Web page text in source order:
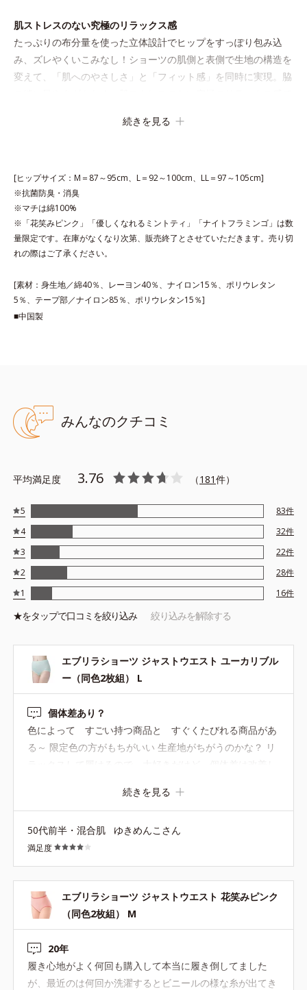
肌ストレスのない究極のリラックス感
たっぷりの布分量を使った立体設計でヒップをすっぽり包み込
み、ズレやくいこみなし！ショーツの肌側と表側で生地の構造を
変えて、「肌へのやさしさ」と「フィット感」を同時に実現。脇
続きを見る
[ヒップサイズ：M＝87～95cm、L＝92～100cm、LL＝97～105cm]
※抗菌防臭・消臭
※マチは綿100%
※「花笑みピンク」「優しくなれるミントティ」「ナイトフラミンゴ」は数
量限定です。在庫がなくなり次第、販売終了とさせていただきます。売り切
れの際はご了承ください。
[素材：身生地／綿40％、レーヨン40％、ナイロン15％、ポリウレタン
5％、テープ部／ナイロン85％、ポリウレタン15％]
■中国製
みんなのクチコミ
平均満足度 3.76 （181件）
5 83件
4
32件
3
22件
2
28件
1
16件
★をタップで口コミを絞り込み 絞り込みを解除する
エブリラショーツ ジャストウエスト ユーカリブル
ー（同色2枚組） L
個体差あり？
色によって すごい持つ商品と すぐくたびれる商品があ
る～ 限定色の方がもちがいい 生産地がちがうのかな？ リ
続きを見る
50代前半・混合肌 ゆきめんこさん
満足度
エブリラショーツ ジャストウエスト 花笑みピンク
（同色2枚組） M
20年
履き心地がよく何回も購入して本当に履き倒してました
が、最近のは何回か洗濯するとビニールの様な糸が出てき